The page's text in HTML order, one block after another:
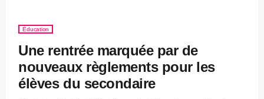
Éducation
Une rentrée marquée par de
nouveaux règlements pour les
élèves du secondaire